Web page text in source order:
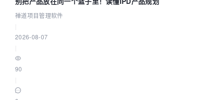
禅道项目管理软件
2026-08-07
90